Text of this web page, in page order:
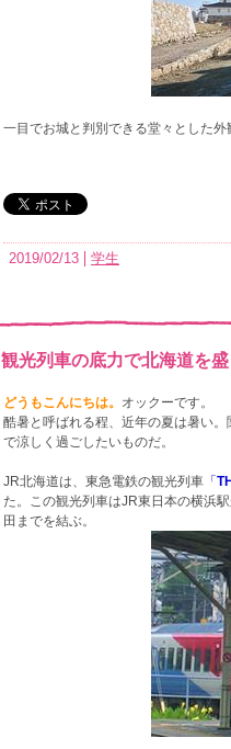
一目でお城と判別できる堂々とした外
2019/02/13 学生
観光列車の底力で北海道を盛
どうもこんにちは。 オックーです。
酷暑と呼ばれる程、近年の夏は暑い
で涼しく過ごしたいものだ。
JR北海道は、東急電鉄の観光列車 「
た。この観光列車はJR東日本の横浜
田までを結ぶ。